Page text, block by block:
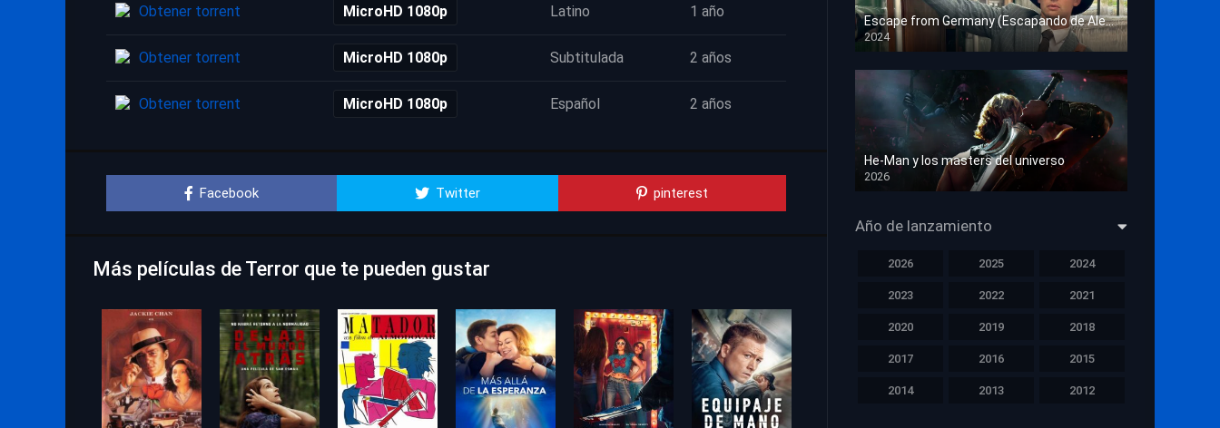
Obtener torrent MicroHD 1080p Latino 1 año
Obtener torrent MicroHD 1080p Subtitulada 2 años
Obtener torrent MicroHD 1080p Español 2 años
Facebook Twitter pinterest
Más películas de Terror que te pueden gustar
Escape from Germany (Escapando de Alemania)
2024
HD 1080p
He-Man y los masters del universo
2026
HD 1080p
Año de lanzamiento
2026 2025 2024
2023 2022 2021
2020 2019 2018
2017 2016 2015
2014 2013 2012